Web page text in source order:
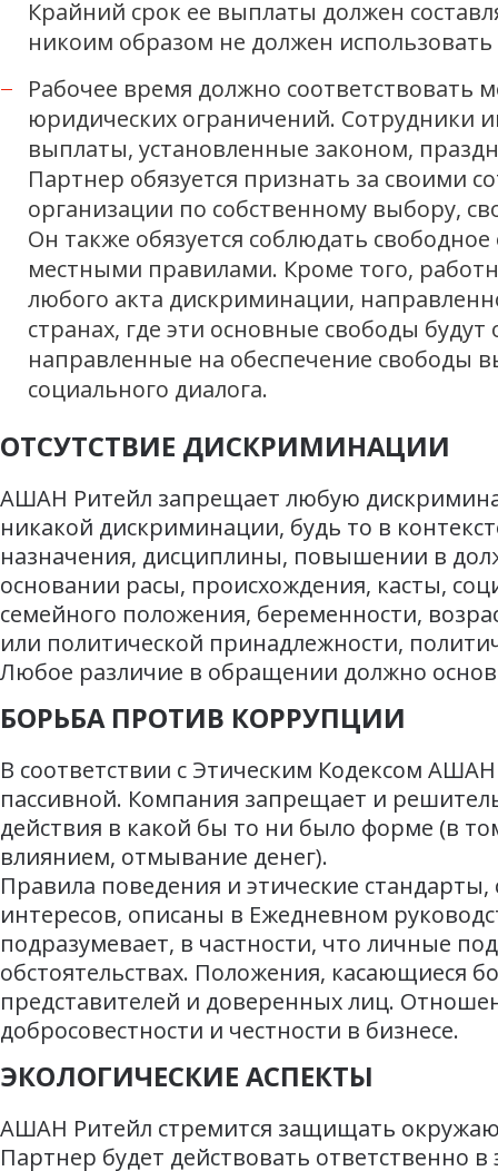
Крайний срок ее выплаты должен
никоим образом не должен
Рабочее время должно
юридических ограничений. Сотрудники
выплаты, установленные законом,
Партнер обязуется признать за своими
организации по собственному выбору,
Он также обязуется соблюдать
местными правилами. Кроме того,
любого акта дискриминации,
странах, где эти основные свободы
направленные на обеспечение свободы
социального диалога.
ОТСУТСТВИЕ ДИСКРИМИНАЦИИ
АШАН Ритейл запрещает любую
никакой дискриминации, будь то в
назначения, дисциплины, повышении в
основании расы, происхождения, касты,
семейного положения, беременности,
или политической принадлежности,
Любое различие в обращении должно
БОРЬБА ПРОТИВ КОРРУПЦИИ
В соответствии с Этическим Кодексом
пассивной. Компания запрещает и
действия в какой бы то ни было форме (в
влиянием, отмывание денег).
Правила поведения и этические
интересов, описаны в Ежедневном
подразумевает, в частности, что личные
обстоятельствах. Положения, касающиеся
представителей и доверенных лиц.
добросовестности и честности в бизнесе.
ЭКОЛОГИЧЕСКИЕ АСПЕКТЫ
АШАН Ритейл стремится защищать
Партнер будет действовать ответственно